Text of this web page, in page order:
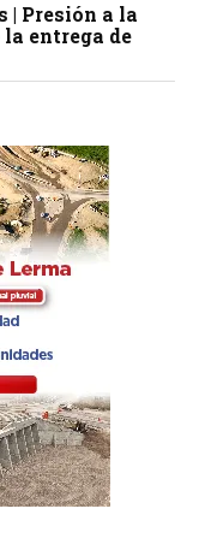
| Presión a la
entrega de